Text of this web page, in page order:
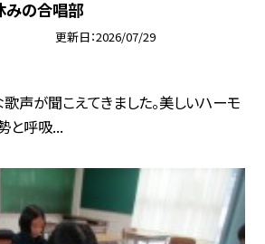
みの合唱部
更新日 2026/07/29
声が聞こえてきました。美しいハーモ
と呼吸...